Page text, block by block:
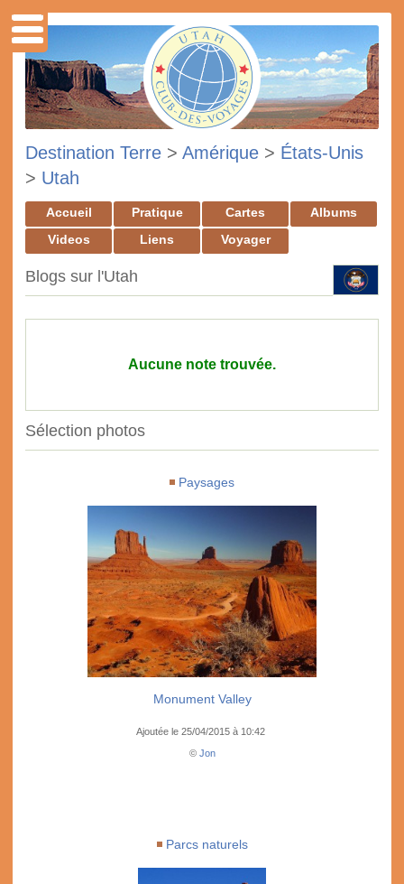
Destination Terre > Amérique > États-Unis
> Utah
Accueil Pratique Cartes
Albums
Videos
Liens Voyager
Blogs sur l'Utah
Aucune note trouvée.
Sélection photos
Paysages
Monument Valley
Ajoutée le 25/04/2015 à 10:42
© Jon
Parcs naturels